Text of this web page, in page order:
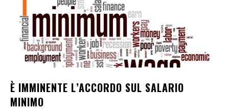
È IMMINENTE L’ACCORDO SUL SALARIO
MINIMO